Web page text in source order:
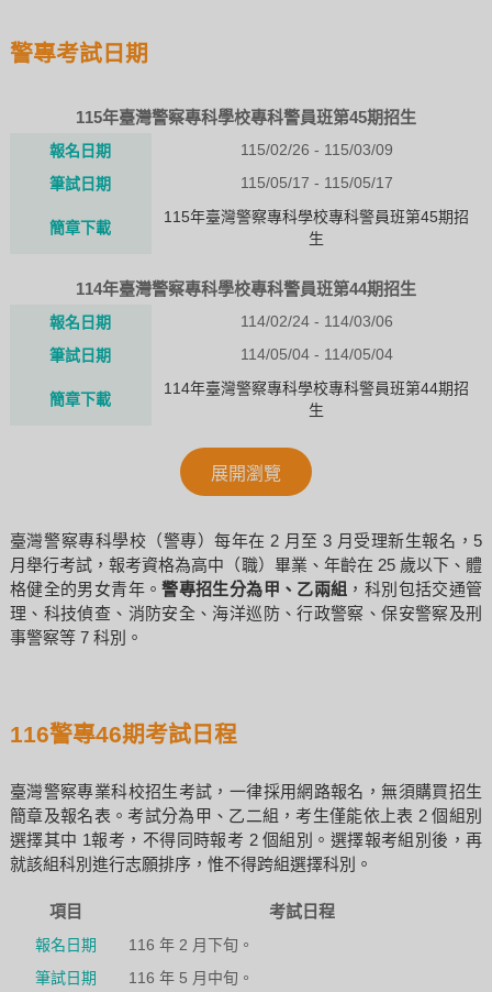
警專考試日期
115年臺灣警察專科學校專科警員班第45期招生
報名日期
115/02/26 - 115/03/09
筆試日期
115/05/17 - 115/05/17
簡章下載
115年臺灣警察專科學校專科警員班第45期招
生
114年臺灣警察專科學校專科警員班第44期招生
報名日期
114/02/24 - 114/03/06
筆試日期
114/05/04 - 114/05/04
簡章下載
114年臺灣警察專科學校專科警員班第44期招
生
展開瀏覽
臺灣警察專科學校（警專）每年在 2 月至 3 月受理新生報名，5
月舉行考試，報考資格為高中（職）畢業、年齡在 25 歲以下、體
格健全的男女青年。警專招生分為甲、乙兩組 ，科別包括交通管
理、科技偵查、消防安全、海洋巡防、行政警察、保安警察及刑
事警察等 7 科別。
116警專46期考試日程
臺灣警察專業科校招生考試，一律採用網路報名，無須購買招生
簡章及報名表。考試分為甲、乙二組，考生僅能依上表 2 個組別
選擇其中 1報考，不得同時報考 2 個組別。選擇報考組別後，再
就該組科別進行志願排序，惟不得跨組選擇科別。
項目 考試日程
報名日期
116 年 2 月下旬。
筆試日期
116 年 5 月中旬。